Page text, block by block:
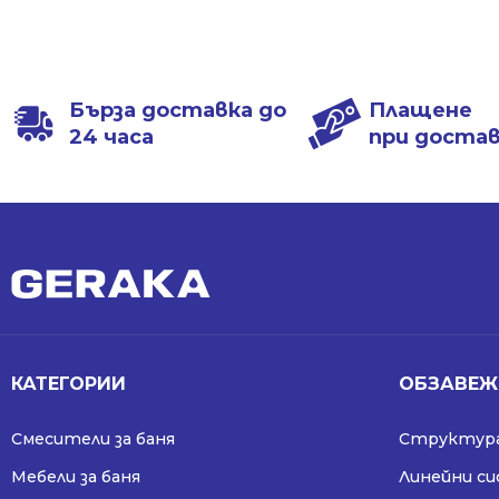
Бърза доставка до
24 часа
Плащене
при
КАТЕГОРИИ
Смесители за баня
Мебели за баня
Линейни